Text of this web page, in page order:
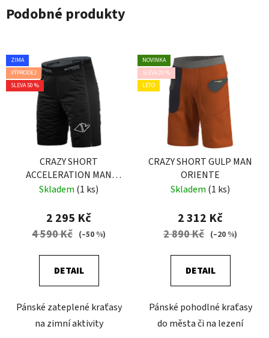
Podobné produkty
ZIMA
VÝPRODEJ
SLEVA 50 %
CRAZY SHORT
ACCELERATION MAN
BLACK
Skladem (1 ks)
2 295 Kč
4 590 Kč (–50 %)
DETAIL
Pánské zateplené kraťasy
na zimní aktivity
NOVINKA
SLEVA 20 %
LÉTO
CRAZY SHORT GULP MAN
ORIENTE
Skladem (1 ks)
2 312 Kč
2 890 Kč (–20 %)
DETAIL
Pánské pohodlné kraťasy
do města či na lezení